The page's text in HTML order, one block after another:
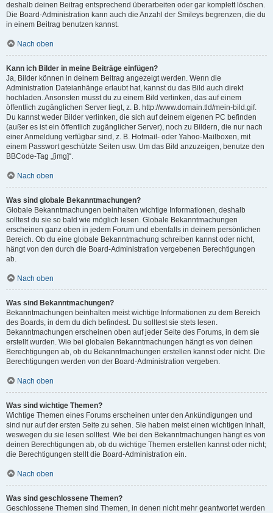
deshalb deinen Beitrag entsprechend überarbeiten oder gar komplett löschen.
Die Board-Administration kann auch die Anzahl der Smileys begrenzen, die du
in einem Beitrag benutzen kannst.
Nach oben
Kann ich Bilder in meine Beiträge einfügen?
Ja, Bilder können in deinem Beitrag angezeigt werden. Wenn die
Administration Dateianhänge erlaubt hat, kannst du das Bild auch direkt
hochladen. Ansonsten musst du zu einem Bild verlinken, das auf einem
öffentlich zugänglichen Server liegt, z. B. http://www.domain.tld/mein-bild.gif.
Du kannst weder Bilder verlinken, die sich auf deinem eigenen PC befinden
(außer es ist ein öffentlich zugänglicher Server), noch zu Bildern, die nur nach
einer Anmeldung verfügbar sind, z. B. Hotmail- oder Yahoo-Mailboxen, mit
einem Passwort geschützte Seiten usw. Um das Bild anzuzeigen, benutze den
BBCode-Tag „[img]“.
Nach oben
Was sind globale Bekanntmachungen?
Globale Bekanntmachungen beinhalten wichtige Informationen, deshalb
solltest du sie so bald wie möglich lesen. Globale Bekanntmachungen
erscheinen ganz oben in jedem Forum und ebenfalls in deinem persönlichen
Bereich. Ob du eine globale Bekanntmachung schreiben kannst oder nicht,
hängt von den durch die Board-Administration vergebenen Berechtigungen
ab.
Nach oben
Was sind Bekanntmachungen?
Bekanntmachungen beinhalten meist wichtige Informationen zu dem Bereich
des Boards, in dem du dich befindest. Du solltest sie stets lesen.
Bekanntmachungen erscheinen oben auf jeder Seite des Forums, in dem sie
erstellt wurden. Wie bei globalen Bekanntmachungen hängt es von deinen
Berechtigungen ab, ob du Bekanntmachungen erstellen kannst oder nicht. Die
Berechtigungen werden von der Board-Administration vergeben.
Nach oben
Was sind wichtige Themen?
Wichtige Themen eines Forums erscheinen unter den Ankündigungen und
sind nur auf der ersten Seite zu sehen. Sie haben meist einen wichtigen Inhalt,
weswegen du sie lesen solltest. Wie bei den Bekanntmachungen hängt es von
deinen Berechtigungen ab, ob du wichtige Themen erstellen kannst oder nicht;
die Berechtigungen stellt die Board-Administration ein.
Nach oben
Was sind geschlossene Themen?
Geschlossene Themen sind Themen, in denen nicht mehr geantwortet werden